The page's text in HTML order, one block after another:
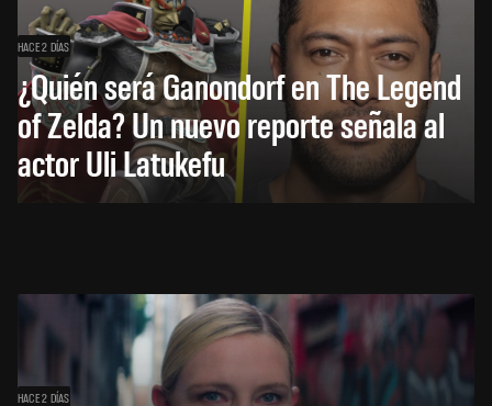
HACE 2 DÍAS
¿Quién será Ganondorf en The Legend
of Zelda? Un nuevo reporte señala al
actor Uli Latukefu
HACE 2 DÍAS